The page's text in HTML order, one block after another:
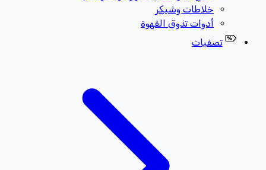
خلاطات وشيكر
أدوات تذوق القهوة
تصفيات